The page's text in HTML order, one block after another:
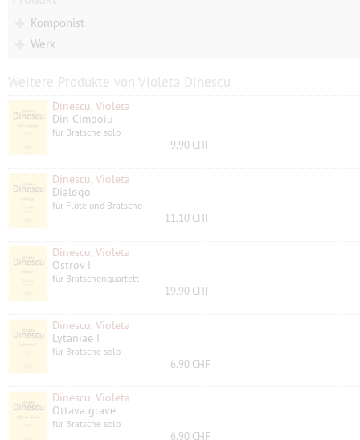
Komponist
Werk
Weitere Produkte von Violeta Dinescu
Dinescu, Violeta
Din Cimpoiu
für Bratsche solo
9.90 CHF
Dinescu, Violeta
Dialogo
für Flöte und Bratsche
11.10 CHF
Dinescu, Violeta
Ostrov I
für Bratschenquartett
19.90 CHF
Dinescu, Violeta
Lytaniae I
für Bratsche solo
6.90 CHF
Dinescu, Violeta
Ottava grave
für Bratsche solo
6.90 CHF